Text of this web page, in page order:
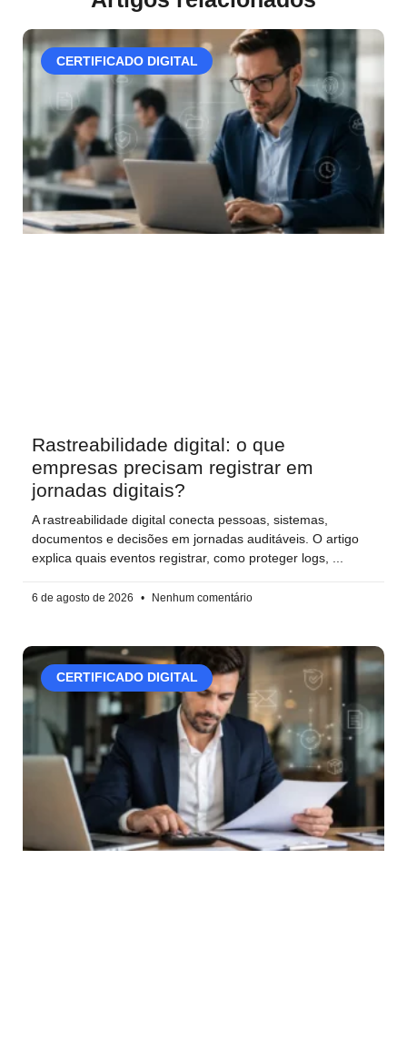
CERTIFICADO DIGITAL
Rastreabilidade digital: o que
empresas precisam registrar em
jornadas digitais?
A rastreabilidade digital conecta pessoas, sistemas,
documentos e decisões em jornadas auditáveis. O artigo
explica quais eventos registrar, como proteger logs,
6 de agosto de 2026 Nenhum comentário
CERTIFICADO DIGITAL